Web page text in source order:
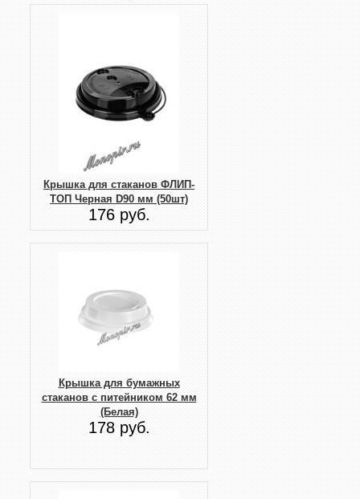
Крышка для стаканов ФЛИП-
ТОП Черная D90 мм (50шт)
176 руб.
Крышка для бумажных
стаканов с питейником 62 мм
(Белая)
178 руб.